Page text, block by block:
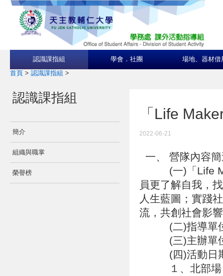
認識課指組 學會．社團 場地、器材借
首頁 > 認識課指組 >
認識課指組
簡介
組織與職掌
榮譽榜
「Life
2022-06-21
一、 營隊內容
(一)「Life
員更了解自我，
人生藍圖；實踐
流，共創社會影
(二)指導單位
(三)主辦單位
(四)活動日
１、北部場：